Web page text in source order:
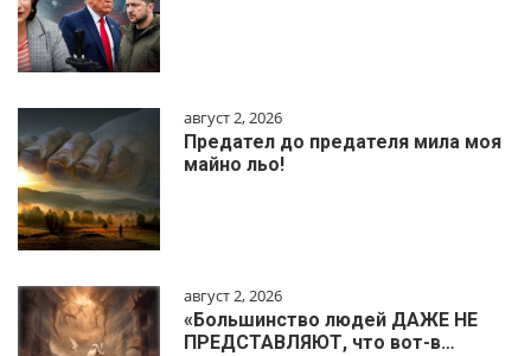
август 2, 2026
Предател до предателя мила моя
майно льо!
август 2, 2026
«Большинство людей ДАЖЕ НЕ
ПРЕДСТАВЛЯЮТ, что вот-в…